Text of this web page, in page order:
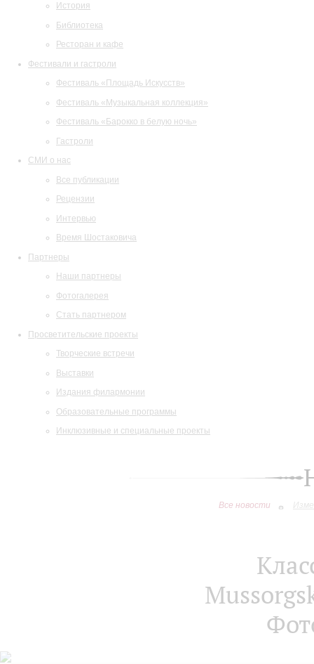
История
Библиотека
Ресторан и кафе
Фестивали и гастроли
Фестиваль «Площадь Искусств»
Фестиваль «Музыкальная коллекция»
Фестиваль «Барокко в белую ночь»
Гастроли
СМИ о нас
Все публикации
Рецензии
Интервью
Время Шостаковича
Партнеры
Наши партнеры
Фотогалерея
Стать партнером
Просветительские проекты
Творческие встречи
Выставки
Издания филармонии
Образовательные программы
Инклюзивные и специальные проекты
Все новости